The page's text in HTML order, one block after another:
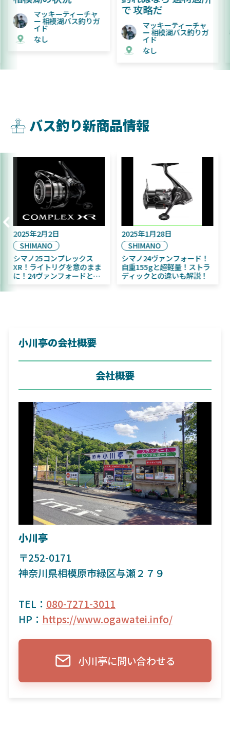
で 攻略だ
マッキーティーチャ
ー 相模湖バス釣りガ
イド
た相模湖
マッキーティーチャ
ー 相模湖バス釣りガ
イド
なし
バス釣り新商品情報
2025年9月16日
DAIWA
2025年11月発売予定！
DAIWA ふく魚／ちびふく魚
はビッグベイト初心者にお
2025年2月2日
SHIMANO
シマノ25コンプレックス
XR！ライトリグを意のまま
に！24ヴァンフォードとの
小川亭の会社概要
会社概要
小川亭
〒252-0171
神奈川県相模原市緑区与瀬２７９
TEL： 080-7271-3011
HP： https://www.ogawatei.info/
小川亭に問い合わせる